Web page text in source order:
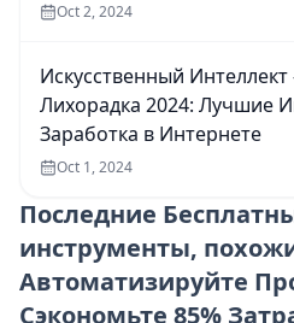
Oct 2, 2024
Искусственный
Лихорадка 2024: Лучшие
Заработка в Интернете
Oct 1, 2024
Последние
инструменты,
Автоматизируйте
Сэкономьте 85%